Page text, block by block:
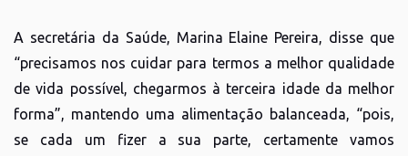
A secretária da Saúde, Marina Elaine Pereira, disse que
“precisamos nos cuidar para termos a melhor qualidade
de vida possível, chegarmos à terceira idade da melhor
forma”, mantendo uma alimentação balanceada, “pois,
se cada um fizer a sua parte, certamente vamos